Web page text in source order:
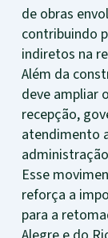
de obras
contribuindo
indiretos na
Além da
deve ampliar
recepção,
atendimento
Esse
reforça a
para a